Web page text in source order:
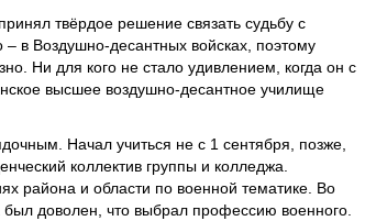
твёрдое решение связать судьбу с
в Воздушно-десантных войсках, поэтому
Ни для кого не стало удивлением, когда он с
высшее воздушно-десантное училище
Начал учиться не с 1 сентября, позже,
коллектив группы и колледжа.
района и области по военной тематике. Во
доволен, что выбрал профессию военного.